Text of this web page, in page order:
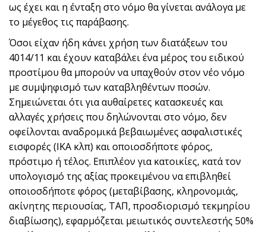
ως έχει και η ένταξη στο νόμο θα γίνεται ανάλογα με
το μέγεθος τις παράβασης.
Όσοι είχαν ήδη κάνει χρήση των διατάξεων του
4014/11 και έχουν καταβάλει ένα μέρος του ειδικού
προστίμου θα μπορούν να υπαχθούν στον νέο νόμο
με συμψηφισμό των καταβληθέντων ποσών.
Σημειώνεται ότι για αυθαίρετες κατασκευές και
αλλαγές χρήσεις που δηλώνονται στο νόμο, δεν
οφείλονται αναδρομικά βεβαιωμένες ασφαλιστικές
εισφορές (ΙΚΑ κλπ) και οποιοσδήποτε φόρος,
πρόστιμο ή τέλος. Επιπλέον για κατοικίες, κατά τον
υπολογισμό της αξίας προκειμένου να επιβληθεί
οποιοσδήποτε φόρος (μεταβίβασης, κληρονομιάς,
ακίνητης περιουσίας, ΤΑΠ, προσδιορισμό τεκμηρίου
διαβίωσης), εφαρμόζεται μειωτικός συντελεστής 50%